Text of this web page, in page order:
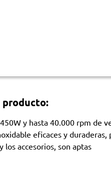
producto:
y hasta 40.000 rpm de
eficaces y
los accesorios, son aptas